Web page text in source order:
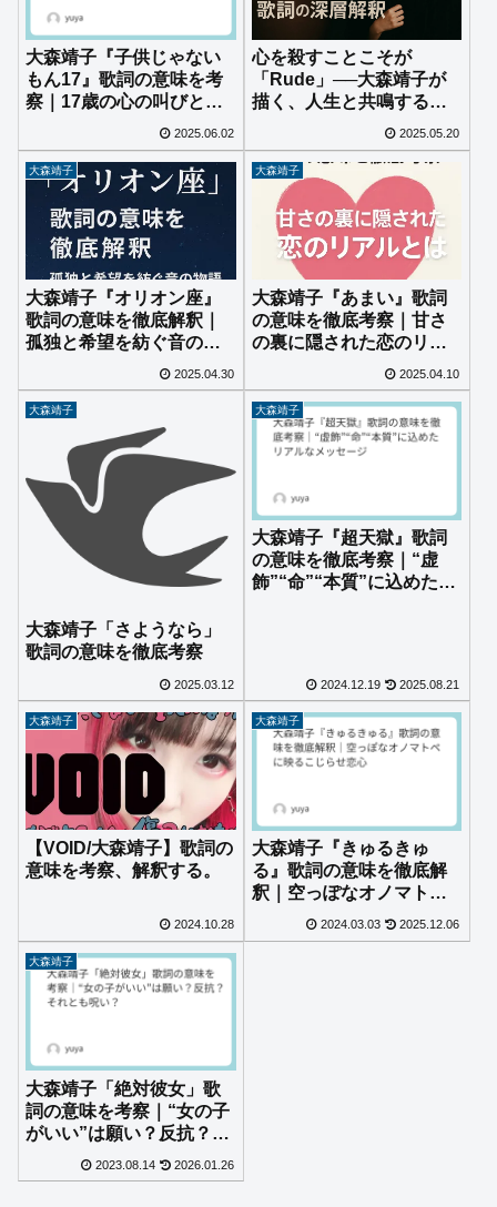
大森靖子『子供じゃない
もん17』歌詞の意味を考
察｜17歳の心の叫びとリ
2025.06.02
心を殺すことこそが
「Rude」──大森靖子が
描く、人生と共鳴する歌
2025.05.20
大森靖子
大森靖子『オリオン座』
歌詞の意味を徹底解釈｜
孤独と希望を紡ぐ音の物
2025.04.30
大森靖子
大森靖子『あまい』歌詞
の意味を徹底考察｜甘さ
の裏に隠された恋のリア
2025.04.10
大森靖子
大森靖子「さようなら」
歌詞の意味を徹底考察
2025.03.12
大森靖子
大森靖子『超天獄』歌詞
の意味を徹底考察｜“虚
飾”“命”“本質”に込めたリ
2024.12.19 2025.08.21
大森靖子
【VOID/大森靖子】歌詞の
意味を考察、解釈する。
2024.10.28
大森靖子
大森靖子『きゅるきゅ
る』歌詞の意味を徹底解
釈｜空っぽなオノマトペ
に映るこじらせ恋心
2024.03.03 2025.12.06
大森靖子
大森靖子「絶対彼女」歌
詞の意味を考察｜“女の子
がいい”は願い？反抗？そ
れとも呪い？
2023.08.14 2026.01.26